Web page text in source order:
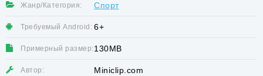
Жанр/Категория: Спорт
Требуемый Android: 6+
Примерный размер: 130MB
Автор: Miniclip.com